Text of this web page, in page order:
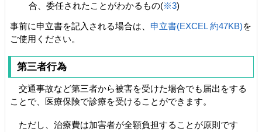
合、委任されたことがわかるもの(※3)
事前に申立書を記入される場合は、 申立書(EXCEL 約47KB)を
ご使用ください。
第三者行為
交通事故など第三者から被害を受けた場合でも届出をする
ことで、医療保険で診療を受けることができます。
ただし、治療費は加害者が全額負担することが原則です